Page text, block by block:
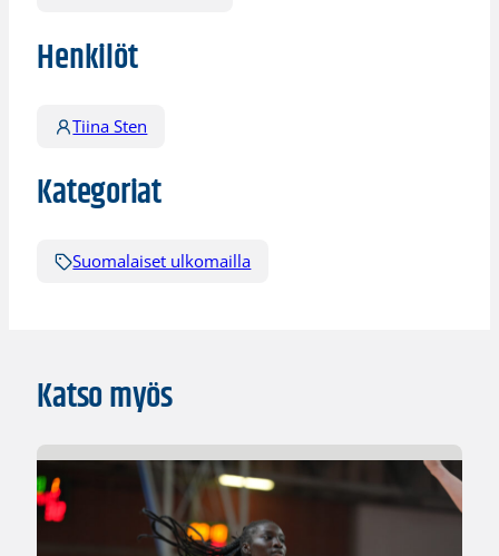
Henkilöt
Tiina Sten
Kategoriat
Suomalaiset ulkomailla
Katso myös